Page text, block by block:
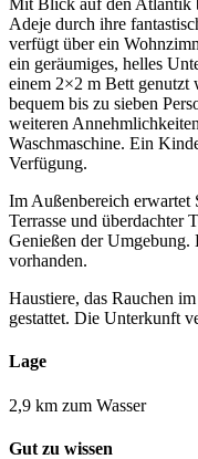
Mit Blick auf den Atlantik
Adeje durch ihre
verfügt über ein
ein geräumiges, helles
einem 2×2 m Bett genutzt
bequem bis zu sieben
weiteren
Waschmaschine. Ein
Verfügung.
Im Außenbereich
Terrasse und überdachter
Genießen der Umgebung.
vorhanden.
Haustiere, das Rauchen
gestattet. Die Unterkunft
Lage
2,9 km zum Wasser
Gut zu wissen